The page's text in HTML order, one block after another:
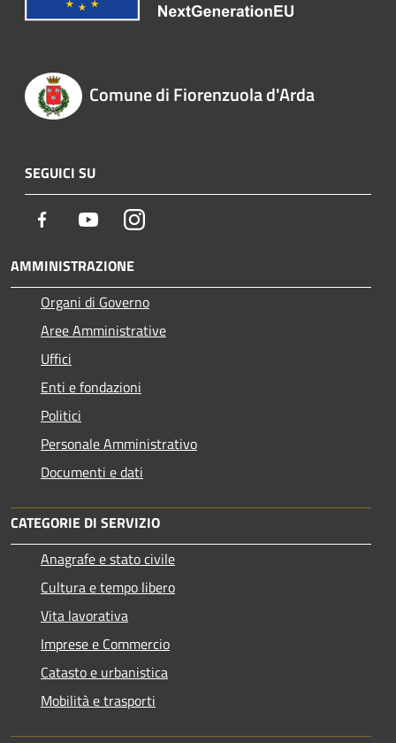
Comune di Fiorenzuola d'Arda
SEGUICI SU
Facebook YoutubeInstagram
AMMINISTRAZIONE
Organi di Governo
Aree Amministrative
Uffici
Enti e fondazioni
Politici
Personale Amministrativo
Documenti e dati
CATEGORIE DI SERVIZIO
Anagrafe e stato civile
Cultura e tempo libero
Vita lavorativa
Imprese e Commercio
Catasto e urbanistica
Mobilità e trasporti